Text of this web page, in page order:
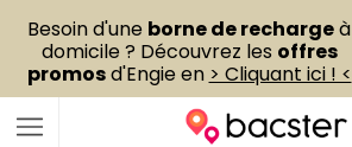
Besoin d'une borne de rechargeà
domicile ? Découvrez les offres
promosd'Engie en > Cliquant ici ! <